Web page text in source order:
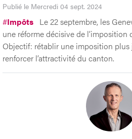
Publié le Mercredi 04 sept. 2024
#Impôts Le 22 septembre, les
une réforme décisive de l’imposition
Objectif: rétablir une imposition plus
renforcer l’attractivité du canton.